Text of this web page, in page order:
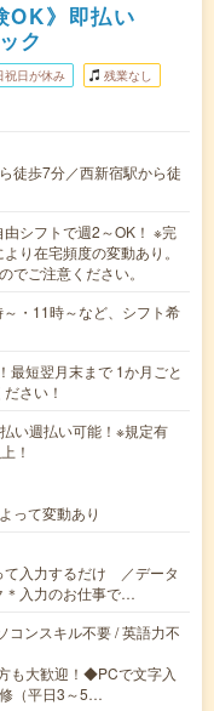
OK》即払い
ク
祝日が休み 残業なし
徒歩7分／西新宿駅から徒
フトで週2～OK！ ※完
り在宅頻度の変動あり。
でご注意ください。
・11時～など、シフト希
最短翌月末まで 1か月ごと
さい！
週払い可能！※規定有
！
って変動あり
入力するだけ ／データ
＊入力のお仕事で…
コンスキル不要 / 英語力不
も大歓迎！◆PCで文字入
（平日3～5…